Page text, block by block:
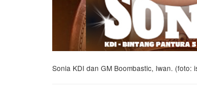
Sonia KDI dan GM Boombastic, Iwan. (foto: